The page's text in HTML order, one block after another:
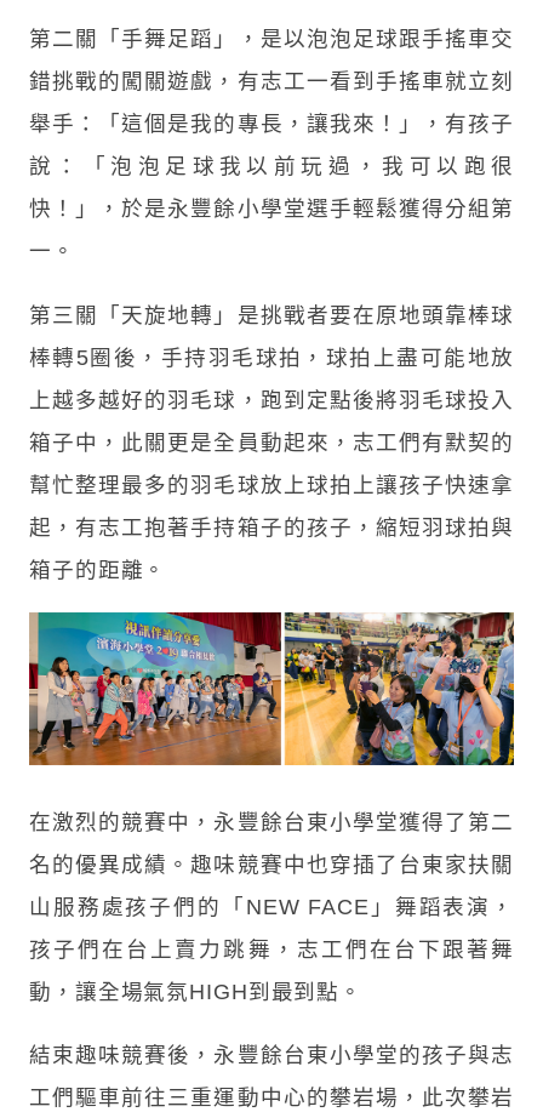
第二關「手舞足蹈」，是以泡泡足球跟手搖車交
錯挑戰的闖關遊戲，有志工一看到手搖車就立刻
舉手：「這個是我的專長，讓我來！」，有孩子
說：「泡泡足球我以前玩過，我可以跑很
快！」，於是永豐餘小學堂選手輕鬆獲得分組第
一。
第三關「天旋地轉」是挑戰者要在原地頭靠棒球
棒轉5圈後，手持羽毛球拍，球拍上盡可能地放
上越多越好的羽毛球，跑到定點後將羽毛球投入
箱子中，此關更是全員動起來，志工們有默契的
幫忙整理最多的羽毛球放上球拍上讓孩子快速拿
起，有志工抱著手持箱子的孩子，縮短羽球拍與
箱子的距離。
在激烈的競賽中，永豐餘台東小學堂獲得了第二
名的優異成績。趣味競賽中也穿插了台東家扶關
山服務處孩子們的「NEW FACE」舞蹈表演，
孩子們在台上賣力跳舞，志工們在台下跟著舞
動，讓全場氣氛HIGH到最到點。
結束趣味競賽後，永豐餘台東小學堂的孩子與志
工們驅車前往三重運動中心的攀岩場，此次攀岩